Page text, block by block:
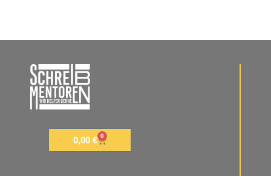
0,00 € 0